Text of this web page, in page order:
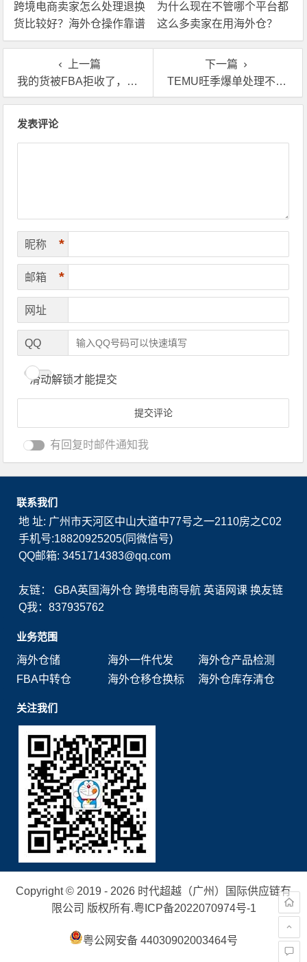
跨境电商卖家怎么处理退换
货比较好？海外仓操作靠谱
吗？
为什么现在不管哪个平台都
这么多卖家在用海外仓？
上一篇
我的货被FBA拒收了，英国海外仓能帮我搞定吗？
下一篇
TEMU旺季爆单处理不过来？用TEMU认证海外仓啊！
发表评论
昵称 *
邮箱 *
网址
QQ
滑动解锁才能提交
有回复时邮件通知我
联系我们
地 址: 广州市天河区中山大道中77号之一2110房之C02
手机号:18820925205(同微信号)
QQ邮箱: 3451714383@qq.com
友链：GBA英国海外仓 跨境电商导航 英语网课 换友链
Q我：837935762
业务范围
海外仓储
海外一件代发
海外仓产品检测
FBA中转仓
海外仓移仓换标 海外仓库存清仓
关注我们
Copyright © 2019 - 2026 时代超越（广州）国际供应链有
限公司 版权所有.粤ICP备2022070974号-1
粤公网安备 44030902003464号